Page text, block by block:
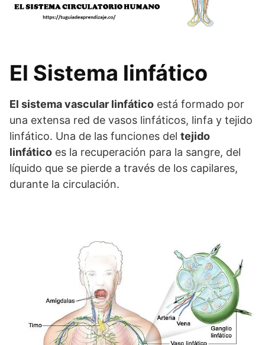
El Sistema linfático
El sistema vascular linfático está formado por
una extensa red de vasos linfáticos, linfa y tejido
linfático. Una de las funciones del tejido
linfático es la recuperación para la sangre, del
líquido que se pierde a través de los capilares,
durante la circulación.